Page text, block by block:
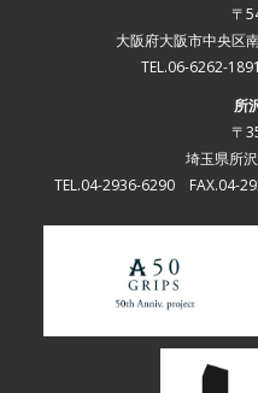
〒
大阪府大阪市中央区
TEL.06-6262-
所
〒
埼玉県所
TEL.04-2936-6290 FAX.04-